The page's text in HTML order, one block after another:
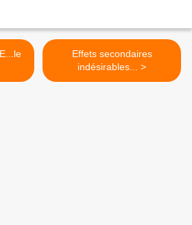
Effets secondaires
indésirables... >